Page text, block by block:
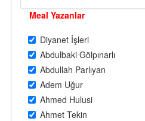
Meal Yazanlar
Diyanet İşleri
Abdulbaki Gölpınarlı
Abdullah Parlıyan
Adem Uğur
Ahmed Hulusi
Ahmet Tekin